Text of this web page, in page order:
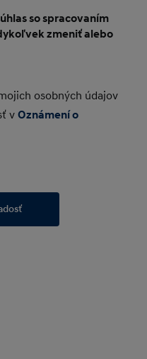
so spracovaním
zmeniť alebo
osobných údajov
vOznámení o